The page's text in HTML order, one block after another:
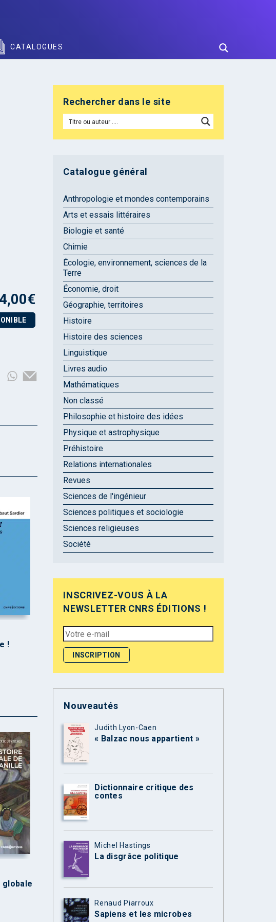
CATALOGUES
€
!
globale
Rechercher dans le site
Catalogue général
Anthropologie et mondes contemporains
Arts et essais littéraires
Biologie et santé
Chimie
Écologie, environnement, sciences de la
Terre
Économie, droit
Géographie, territoires
Histoire
Histoire des sciences
Linguistique
Livres audio
Mathématiques
Non classé
Philosophie et histoire des idées
Physique et astrophysique
Préhistoire
Relations internationales
Revues
Sciences de l'ingénieur
Sciences politiques et sociologie
Sciences religieuses
Société
INSCRIVEZ-VOUS À LA
NEWSLETTER CNRS ÉDITIONS !
Nouveautés
Judith Lyon-Caen
« Balzac nous appartient »
Dictionnaire critique des
contes
Michel Hastings
La disgrâce politique
Renaud Piarroux
Sapiens et les microbes